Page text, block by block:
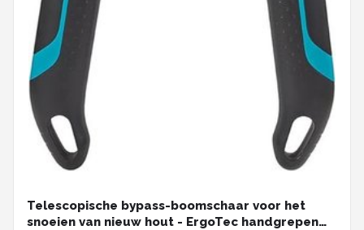
Telescopische bypass-boomschaar voor het
snoeien van nieuw hout - ErgoTec handgrepen